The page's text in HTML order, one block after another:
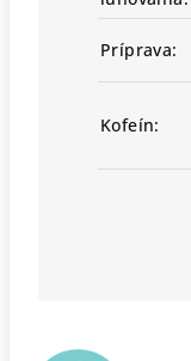
Príprava:
Kofeín: